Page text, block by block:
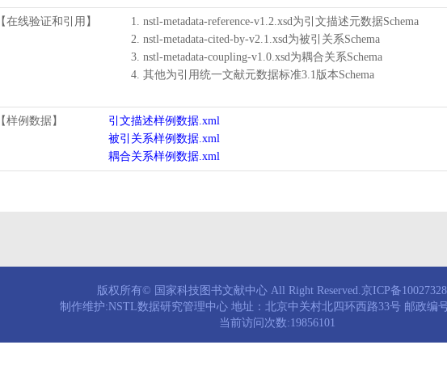
【在线验证和引用】
1. nstl-metadata-reference-v1.2.xsd为引文描述元数据Schema
2. nstl-metadata-cited-by-v2.1.xsd为被引关系Schema
3. nstl-metadata-coupling-v1.0.xsd为耦合关系Schema
4. 其他为引用统一文献元数据标准3.1版本Schema
【样例数据】
引文描述样例数据.xml
被引关系样例数据.xml
耦合关系样例数据.xml
版权所有© 国家科技图书文献中心 All Right Reserved.京ICP备
制作维护:NSTL数据研究管理中心 地址：北京中关村北四环西路33号 邮政编
当前访问次数:19856101